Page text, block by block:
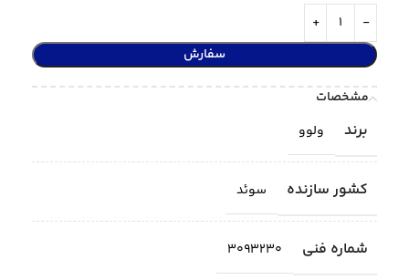
سفارش
مشخصات
برند ولوو
کشور سازنده سوئد
شماره فنی 3093230